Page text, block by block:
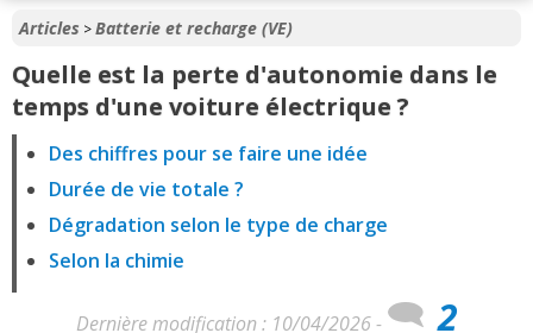
Articles >Batterie et recharge (VE)
Quelle est la perte d'autonomie dans le
temps d'une voiture électrique ?
Des chiffres pour se faire une idée
Durée de vie totale ?
Dégradation selon le type de charge
Selon la chimie
Dernière modification : 10/04/2026 - 2